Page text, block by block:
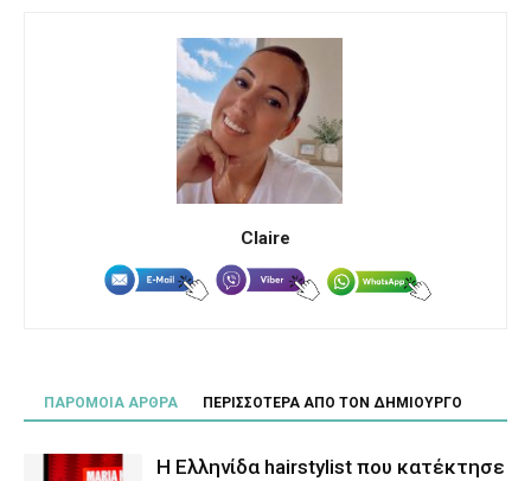
Claire
ΠΑΡΟΜΟΙΑ ΑΡΘΡΑ ΠΕΡΙΣΣΟΤΕΡΑ ΑΠΟ ΤΟΝ ΔΗΜΙΟΥΡΓΟ
Η Ελληνίδα hairstylist που κατέκτησε